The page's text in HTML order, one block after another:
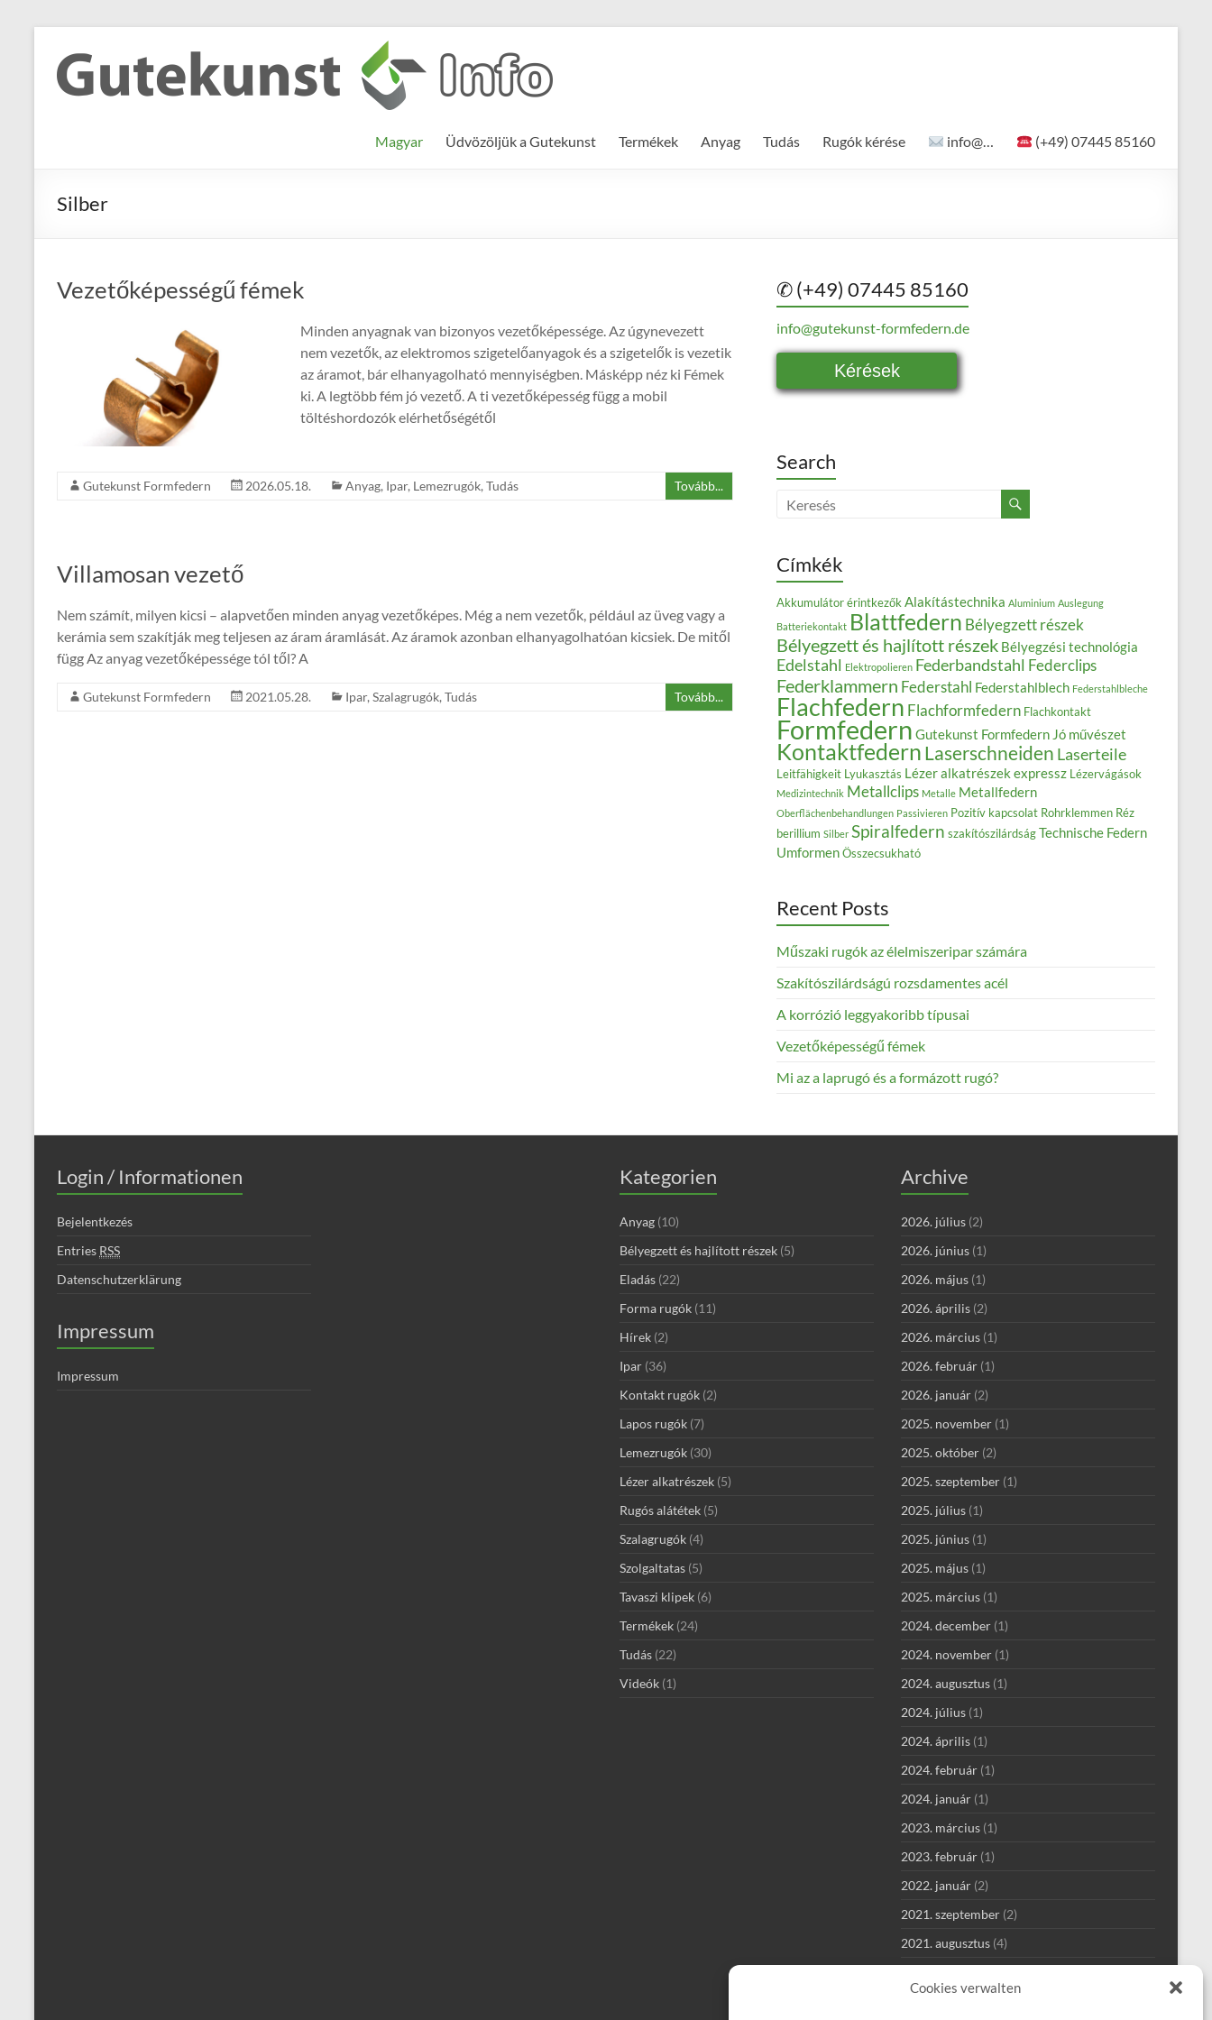
Cookies verwalten
content
Gutekunst
Formfedern
Informationen
und
Wissenswertes
Magyar Üdvözöljük a Gutekunst Termékek Anyag Tudás Rugók kérése info@… (+49) 07445 85160
Silber
Vezetőképességű fémek
Minden anyagnak van bizonyos vezetőképessége. Az úgynevezett
nem vezetők, az elektromos szigetelőanyagok és a szigetelők is vezetik
az áramot, bár elhanyagolható mennyiségben. Másképp néz ki Fémek
ki. A legtöbb fém jó vezető. A ti vezetőképesség függ a mobil
töltéshordozók elérhetőségétől
Gutekunst Formfedern 2026.05.18. Anyag, Ipar, Lemezrugók, Tudás Tovább...
Villamosan vezető
Nem számít, milyen kicsi – alapvetően minden anyag vezetőképes. Még a nem vezetők, például az üveg vagy a
kerámia sem szakítják meg teljesen az áram áramlását. Az áramok azonban elhanyagolhatóan kicsiek. De mitől
függ Az anyag vezetőképessége tól től? A
Gutekunst Formfedern 2021.05.28. Ipar, Szalagrugók, Tudás Tovább...
✆ (+49) 07445 85160
info@gutekunst-formfedern.de
Kérések
Search
Címkék
Akkumulátor érintkezők Alakítástechnika Aluminium Auslegung
Batteriekontakt Blattfedern Bélyegzett részek
Bélyegzett és hajlított részek Bélyegzési technológia
Edelstahl Elektropolieren Federbandstahl Federclips
Federklammern Federstahl Federstahlblech Federstahlbleche
Flachfedern Flachformfedern Flachkontakt
Formfedern Gutekunst Formfedern Jó művészet
KontaktfedernLaserschneiden Laserteile
Leitfähigkeit Lyukasztás Lézer alkatrészek expressz Lézervágások
Medizintechnik Metallclips Metalle Metallfedern
Oberflächenbehandlungen Passivieren Pozitív kapcsolat Rohrklemmen Réz
berillium Silber Spiralfedern szakítószilárdságTechnische Federn
UmformenÖsszecsukható
Recent Posts
Műszaki rugók az élelmiszeripar számára
Szakítószilárdságú rozsdamentes acél
A korrózió leggyakoribb típusai
Vezetőképességű fémek
Mi az a laprugó és a formázott rugó?
Login / Informationen
Bejelentkezés
Entries RSS
Datenschutzerklärung
Impressum
Impressum
Kategorien
Anyag (10)
Bélyegzett és hajlított részek (5)
Eladás (22)
Forma rugók (11)
Hírek (2)
Ipar (36)
Kontakt rugók (2)
Lapos rugók (7)
Lemezrugók (30)
Lézer alkatrészek (5)
Rugós alátétek (5)
Szalagrugók (4)
Szolgaltatas (5)
Tavaszi klipek (6)
Termékek (24)
Tudás (22)
Videók (1)
Archive
2026. július (2)
2026. június (1)
2026. május (1)
2026. április (2)
2026. március (1)
2026. február (1)
2026. január (2)
2025. november (1)
2025. október (2)
2025. szeptember (1)
2025. július (1)
2025. június (1)
2025. május (1)
2025. március (1)
2024. december (1)
2024. november (1)
2024. augusztus (1)
2024. július (1)
2024. április (1)
2024. február (1)
2024. január (1)
2023. március (1)
2023. február (1)
2022. január (2)
2021. szeptember (2)
2021. augusztus (4)